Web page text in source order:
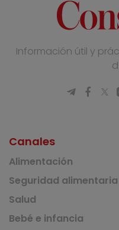
Información útil y
Canales
Alimentación
Seguridad alimentaria
Salud
Bebé e infancia